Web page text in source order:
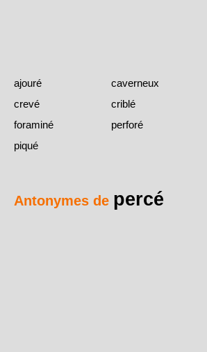
ajouré
caverneux
crevé
criblé
foraminé
perforé
piqué
Antonymes de percé